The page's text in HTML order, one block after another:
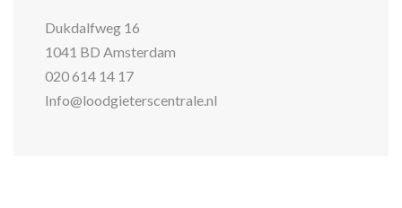
Dukdalfweg 16
1041 BD Amsterdam
020 614 14 17
Info@loodgieterscentrale.nl